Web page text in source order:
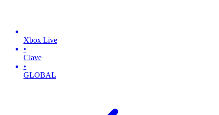
Xbox Live
•
Clave
•
GLOBAL